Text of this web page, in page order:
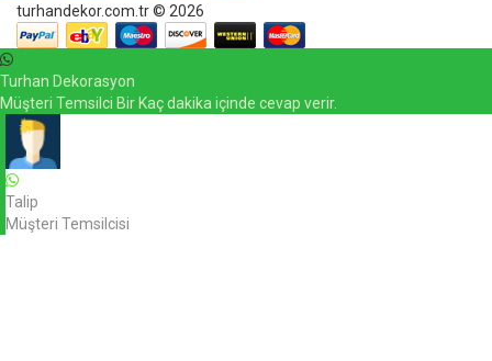
turhandekor.com.tr © 2026
Turhan Dekorasyon
Müşteri Temsilci Bir Kaç dakika içinde cevap verir.
Talip
Müşteri Temsilcisi